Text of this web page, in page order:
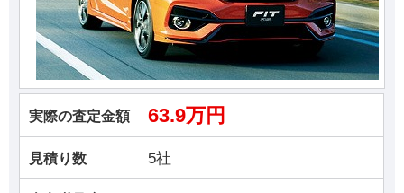
実際の査定金額 63.9万円
見積り数 5社